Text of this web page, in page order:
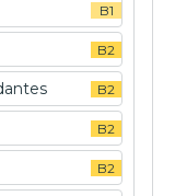
B1
B2
B2
B2
B2